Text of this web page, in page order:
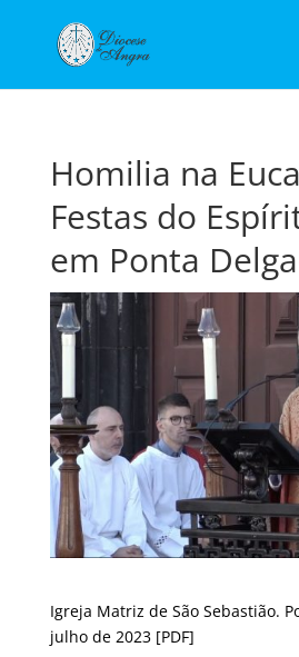
Homilia na
Festas do
em Ponta
Igreja Matriz de São Sebastião.
julho de 2023 [PDF]